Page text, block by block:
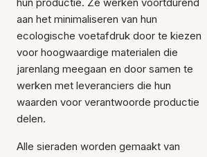
aan het minimaliseren van hun
ecologische voetafdruk door te kiezen
voor hoogwaardige materialen die
jarenlang meegaan en door samen te
werken met leveranciers die hun
waarden voor verantwoorde productie
delen.
Alle sieraden worden gemaakt van